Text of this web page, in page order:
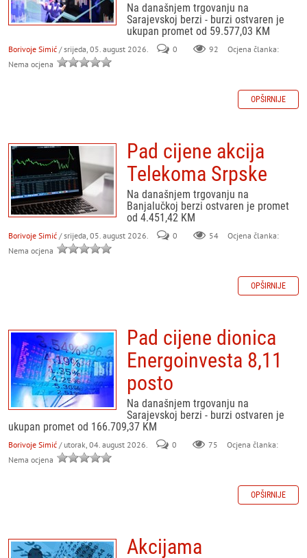
Na današnjem trgovanju na
Sarajevskoj berzi - burzi ostvaren je
ukupan promet od 59.577,03 KM
Borivoje Simić / srijeda, 05. august 2026. 0 92
Ocjena članka:
Nema ocjena
OPŠIRNIJE
Pad cijene akcija
Telekoma Srpske
Na današnjem trgovanju na
Banjalučkoj berzi ostvaren je promet
od 4.451,42 KM
Borivoje Simić / srijeda, 05. august 2026. 0 54
Ocjena članka:
Nema ocjena
OPŠIRNIJE
Pad cijene dionica
Energoinvesta 8,11
posto
Na današnjem trgovanju na
Sarajevskoj berzi - burzi ostvaren je
ukupan promet od 166.709,37 KM
Borivoje Simić / utorak, 04. august 2026. 0 75
Ocjena članka:
Nema ocjena
OPŠIRNIJE
Akcijama